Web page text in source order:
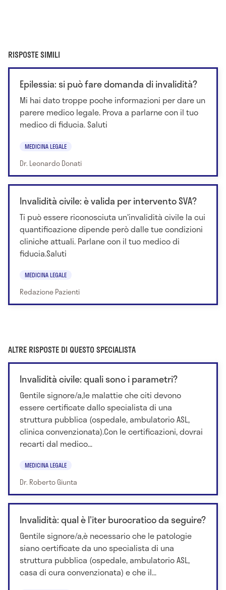
RISPOSTE SIMILI
Epilessia: si può fare domanda di invalidità?
Mi hai dato troppe poche informazioni per dare un
parere medico legale. Prova a parlarne con il tuo
medico di fiducia. Saluti
MEDICINA LEGALE
Dr. Leonardo Donati
Invalidità civile: è valida per intervento SVA?
Ti può essere riconosciuta un'invalidità civile la cui
quantificazione dipende però dalle tue condizioni
cliniche attuali. Parlane con il tuo medico di
fiducia.Saluti
MEDICINA LEGALE
Redazione Pazienti
ALTRE RISPOSTE DI QUESTO SPECIALISTA
Invalidità civile: quali sono i parametri?
Gentile signore/a,le malattie che citi devono
essere certificate dallo specialista di una
struttura pubblica (ospedale, ambulatorio ASL,
clinica convenzionata).Con le certificazioni, dovrai
recarti dal medico...
MEDICINA LEGALE
Dr. Roberto Giunta
Invalidità: qual è l'iter burocratico da seguire?
Gentile signore/a,è necessario che le patologie
siano certificate da uno specialista di una
struttura pubblica (ospedale, ambulatorio ASL,
casa di cura convenzionata) e che il...